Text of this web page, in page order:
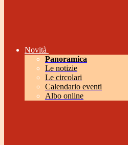
Novità
Panoramica
Le notizie
Le circolari
Calendario eventi
Albo online